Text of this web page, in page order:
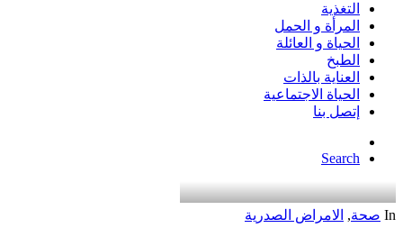
التغذية
المرأة و الحمل
الحياة و العائلة
الطبخ
العناية بالذات
الحياة الاجتماعية
إتصل بنا
Search
In صحة, الامراض الصدرية